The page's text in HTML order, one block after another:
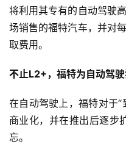
将利用其专有的自动驾驶
场销售的福特汽车，并对
取费用。
不止L2+，福特为自动驾
在自动驾驶上，福特对于
商业化，并在推出后逐步
忘。